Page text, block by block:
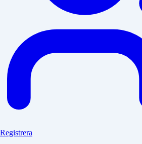
Registrera